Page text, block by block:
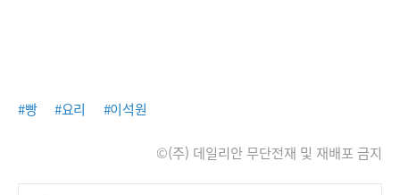
#빵 #요리 #이석원
©(주) 데일리안 무단전재 및 재배포 금지